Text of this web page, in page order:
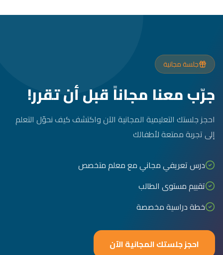
جلسة مجانية
جرّب معنا مجاناً قبل أن تقرر!
احجز جلستك التعليمية المجانية الآن واكتشف كيف نحوّل التعلم
إلى تجربة ممتعة لأطفالك
درس تعريفي مجاني مع معلم متخصص
تقييم مستوى الطالب
خطة دراسية مخصصة
احجز جلستك المجانية الآن